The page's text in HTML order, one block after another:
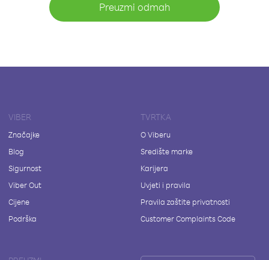
Preuzmi odmah
VIBER
Značajke
Blog
Sigurnost
Viber Out
Cijene
Podrška
TVRTKA
O Viberu
Središte marke
Karijera
Uvjeti i pravila
Pravila zaštite privatnosti
Customer Complaints Code